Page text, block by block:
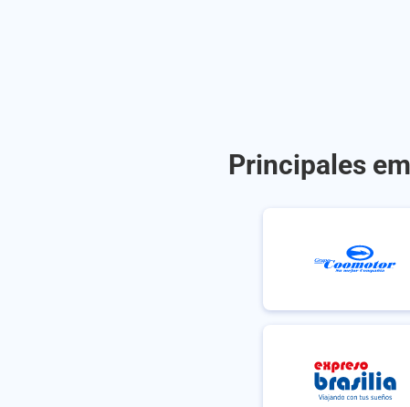
Principales